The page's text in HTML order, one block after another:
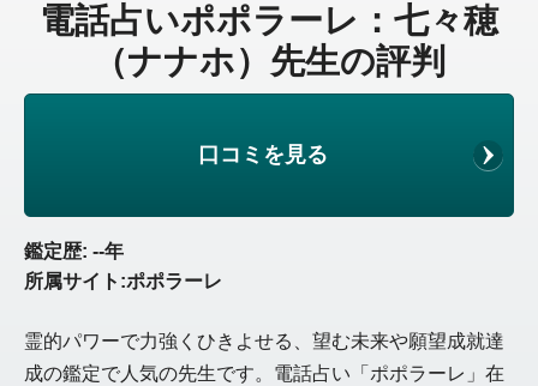
電話占いポポラーレ：七々穂
（ナナホ）先生の評判
口コミを見る
鑑定歴: --年
所属サイト:ポポラーレ
霊的パワーで力強くひきよせる、望む未来や願望成就達
成の鑑定で人気の先生です。電話占い「ポポラーレ」在